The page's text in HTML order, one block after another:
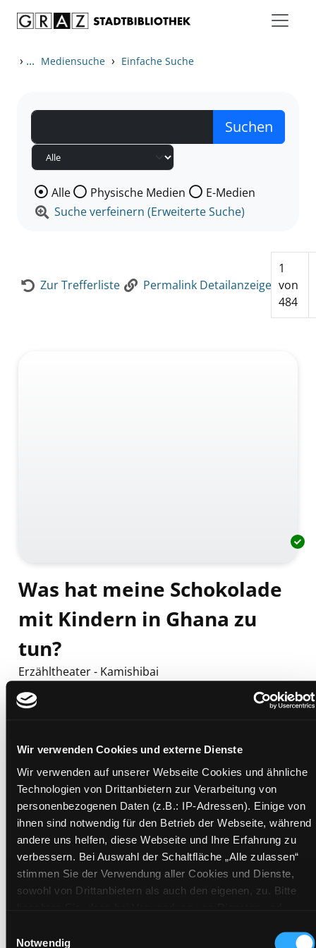
Wir verwenden Cookies und externe Dienste
Wir verwenden auf unserer Webseite Cookies und ähnliche
Technologien von Drittanbietern zur Verarbeitung von
personenbezogenen Daten (z.B.: IP-Adressen). Einige von
ihnen sind notwendig für den Betrieb der Webseite, während
andere uns helfen, diese Webseite und Ihre Erfahrung zu
verbessern. Bei Auswahl der Schaltfläche „Alle zulassen“
stimmen Sie der Verwendung aller Cookies und Dienste,
sowohl von Drittanbietern als auch den eigenen, zu. Bitte
unsicheren Drittländern (Länder außerhalb des EWR ohne
Notwendig
› ... Mediensuche › Einfache Suche
Wählen Sie die Medienart nach der Sie suchen wollen.
Alle Physische Medien
E-Medien
Suche verfeinern (Erweiterte Suche)
Zur Trefferliste Permalink Detailanzeige
1
von
484
Was hat meine Schokolade
mit Kindern in Ghana zu
tun?
Erzähltheater - Kamishibai
Mediengruppe:
Verfasser:
Katholische Jungschar Österreich, Wien
Wien (Geistiger Schöpfer);Papadopoulos, Helena
(Verfasser)
Beschreibung ein-/ausblenden
Mehr Informationen ein-/ausblenden
Exemplare